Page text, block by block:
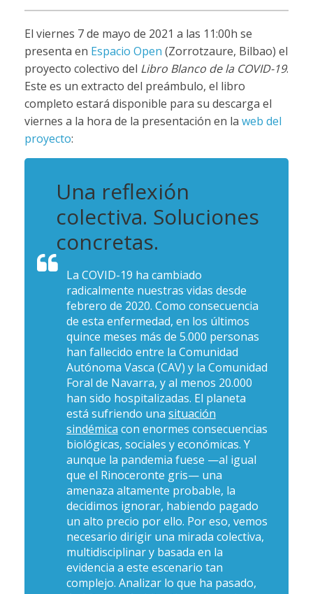
El viernes 7 de mayo de 2021 a las 11:00h se
presenta en Espacio Open (Zorrotzaure, Bilbao) el
proyecto colectivo del Libro Blanco de la COVID-19.
Este es un extracto del preámbulo, el libro
completo estará disponible para su descarga el
viernes a la hora de la presentación en la web del
proyecto:
Una reflexión
colectiva. Soluciones
concretas.
La COVID-19 ha cambiado
radicalmente nuestras vidas desde
febrero de 2020. Como consecuencia
de esta enfermedad, en los últimos
quince meses más de 5.000 personas
han fallecido entre la Comunidad
Autónoma Vasca (CAV) y la Comunidad
Foral de Navarra, y al menos 20.000
han sido hospitalizadas. El planeta
está sufriendo una situación
sindémica con enormes consecuencias
biológicas, sociales y económicas. Y
aunque la pandemia fuese —al igual
que el Rinoceronte gris— una
amenaza altamente probable, la
decidimos ignorar, habiendo pagado
un alto precio por ello. Por eso, vemos
necesario dirigir una mirada colectiva,
multidisciplinar y basada en la
evidencia a este escenario tan
complejo. Analizar lo que ha pasado,